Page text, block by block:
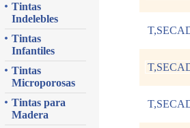
Tintas
Indelebles
Tintas
Infantiles
Tintas
Microporosas
Tintas para
Madera